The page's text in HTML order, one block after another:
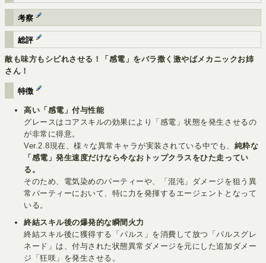
考察
総評
敵も味方もシビれさせる！「感電」をバラ撒く激やばメカニックお姉
さん！
特徴
高い「感電」付与性能
グレースはコアスキルの効果により「感電」状態を発生させるの
が非常に得意。
Ver.2.8現在、様々な異常キャラが実装されている中でも、 純粋な
「感電」発生速度だけなら今なおトップクラスをひた走ってい
る。
そのため、電気染めのパーティーや、「混沌」ダメージを狙う異
常パーティーにおいて、特に力を発揮するエージェントとなって
いる。
終結スキル後の爆発的な瞬間火力
終結スキル後に獲得する「パルス」を消費して放つ「パルスグレ
ネード」は、付与された状態異常ダメージを元にした追加ダメー
ジ「狂咲」を発生させる。